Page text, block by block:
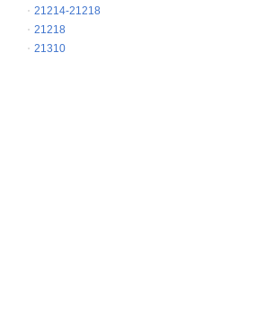
21214-21218
21218
21310